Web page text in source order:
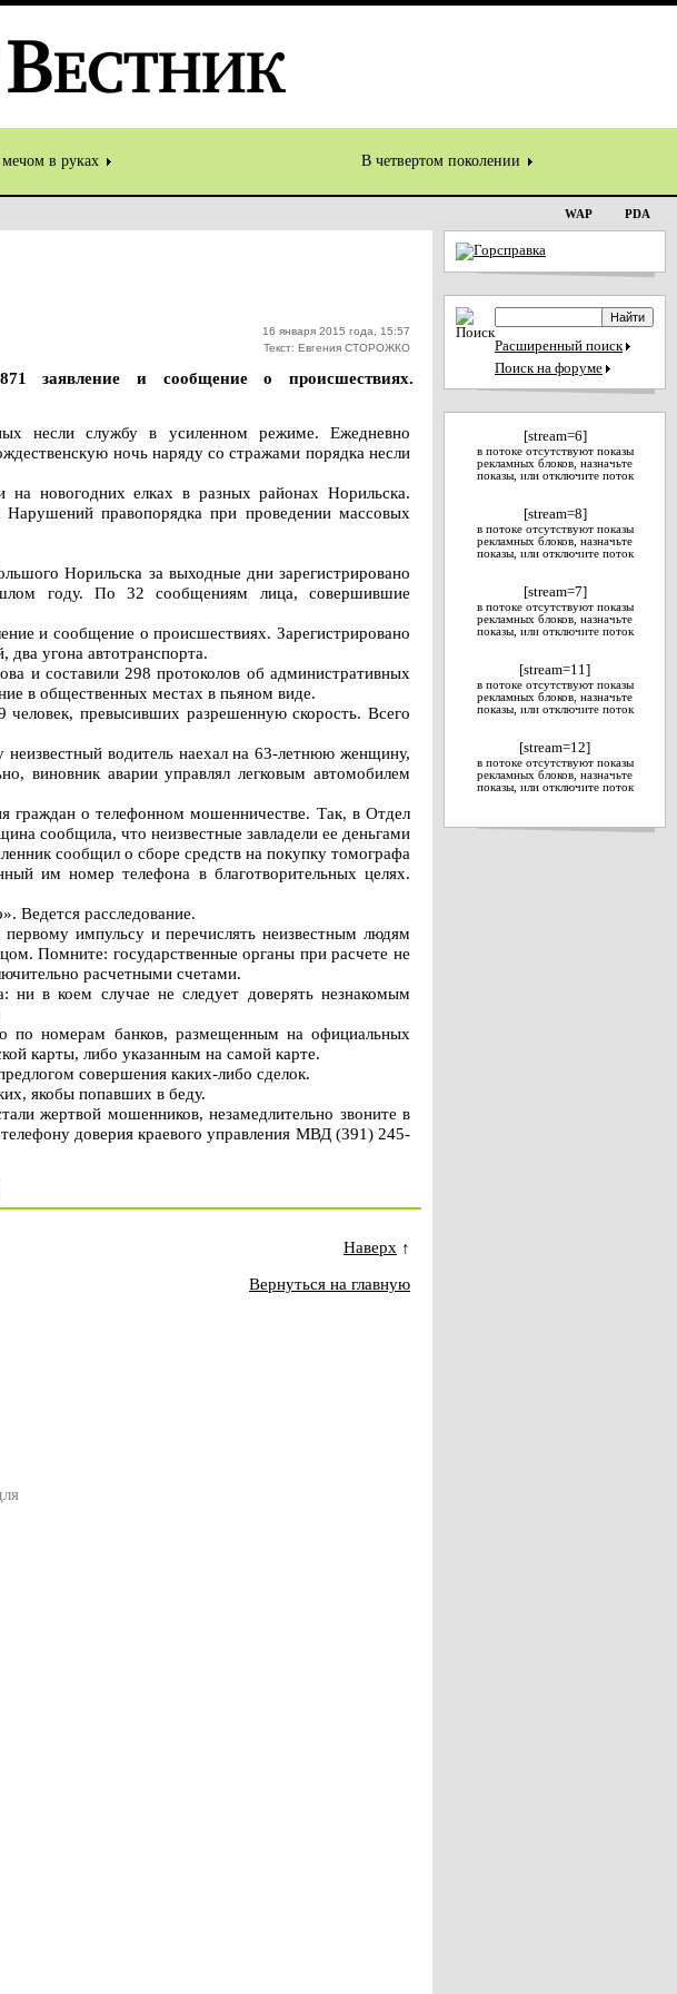
в руках В четвертом поколении
WAP PDA
16 января 2015 года, 15:57
Текст: Евгения СТОРОЖКО
заявление и сообщение о происшествиях.
несли службу в усиленном режиме. Ежедневно
ночь наряду со стражами порядка несли
новогодних елках в разных районах Норильска.
правопорядка при проведении массовых
Норильска за выходные дни зарегистрировано
году. По 32 сообщениям лица, совершившие
и сообщение о происшествиях. Зарегистрировано
угона автотранспорта.
и составили 298 протоколов об административных
в общественных местах в пьяном виде.
человек, превысивших разрешенную скорость. Всего
водитель наехал на 63-летнюю женщину,
виновник аварии управлял легковым автомобилем
граждан о телефонном мошенничестве. Так, в Отдел
сообщила, что неизвестные завладели ее деньгами
сообщил о сборе средств на покупку томографа
им номер телефона в благотворительных целях.
Ведется расследование.
импульсу и перечислять неизвестным людям
Помните: государственные органы при расчете не
расчетными счетами.
ни в коем случае не следует доверять незнакомым
по номерам банков, размещенным на официальных
карты, либо указанным на самой карте.
совершения каких-либо сделок.
якобы попавших в беду.
жертвой мошенников, незамедлительно звоните в
доверия краевого управления МВД (391) 245-
Наверх ↑
Вернуться на главную
Расширенный поиск
Поиск на форуме
[stream=6]
в потоке отсутствуют показы
рекламных блоков, назначьте
показы, или отключите поток
[stream=8]
в потоке отсутствуют показы
рекламных блоков, назначьте
показы, или отключите поток
[stream=7]
в потоке отсутствуют показы
рекламных блоков, назначьте
показы, или отключите поток
[stream=11]
в потоке отсутствуют показы
рекламных блоков, назначьте
показы, или отключите поток
[stream=12]
в потоке отсутствуют показы
рекламных блоков, назначьте
показы, или отключите поток